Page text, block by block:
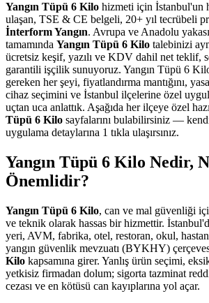
Yangın Tüpü 6 Kilo hizmeti için İstanbul'un
ulaşan, TSE & CE belgeli, 20+ yıl tecrübeli
İnterform Yangın. Avrupa ve Anadolu
tamamında Yangın Tüpü 6 Kilo talebinizi
ücretsiz keşif, yazılı ve KDV dahil net teklif,
garantili işçilik sunuyoruz. Yangın Tüpü 6
gereken her şeyi, fiyatlandırma mantığını,
cihaz seçimini ve İstanbul ilçelerine özel
uçtan uca anlattık. Aşağıda her ilçeye özel
Tüpü 6 Kilo sayfalarını bulabilirsiniz —
uygulama detaylarına 1 tıkla ulaşırsınız.
Yangın Tüpü 6 Kilo Nedir,
Önemlidir?
Yangın Tüpü 6 Kilo, can ve mal güvenliği
ve teknik olarak hassas bir hizmettir.
yeri, AVM, fabrika, otel, restoran, okul,
yangın güvenlik mevzuatı (BYKHY)
Kilo kapsamına girer. Yanlış ürün seçimi,
yetkisiz firmadan dolum; sigorta tazminat
cezası ve en kötüsü can kayıplarına yol açar.